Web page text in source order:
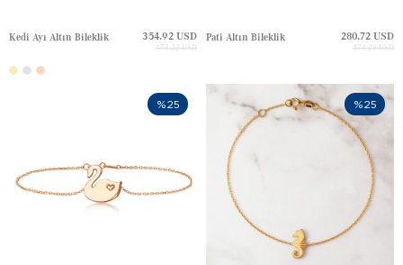
Kedi Ayı Altın Bileklik 354.92 USD
473.22 USD
Pati Altın Bileklik 280.72 USD
374.29 USD
%25 %25